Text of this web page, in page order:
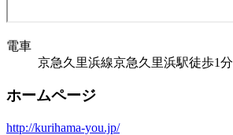
電車
京急久里浜線京急久里浜駅徒歩1分
ホームページ
http://kurihama-you.jp/